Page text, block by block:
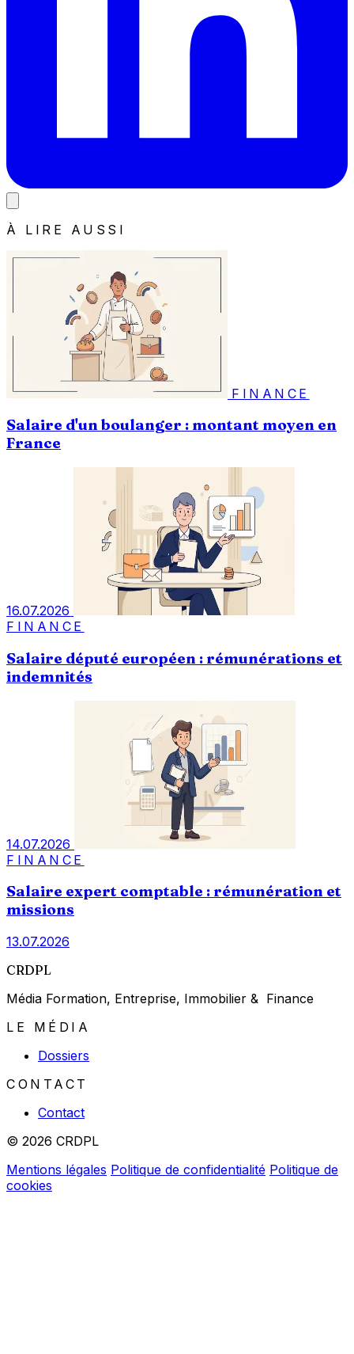
À LIRE AUSSI
FINANCE
Salaire d'un boulanger : montant moyen en
France
16.07.2026
FINANCE
Salaire député européen : rémunérations et
indemnités
14.07.2026
FINANCE
Salaire expert comptable : rémunération et
missions
13.07.2026
CRDPL
Média Formation, Entreprise, Immobilier & Finance
LE MÉDIA
Dossiers
CONTACT
Contact
© 2026 CRDPL
Mentions légales Politique de confidentialité Politique de
cookies